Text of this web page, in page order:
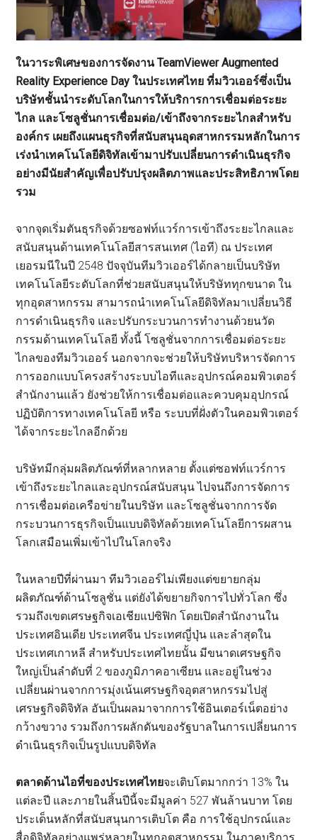
ในวาระพิเศษของการจัดงาน TeamViewer Augmented
Reality Experience Day ในประเทศไทย ที่มวิวเออร์ซึ่งเป็น
บริษัทชั้นนำระดับโลกในการให้บริการการเชื่อมต่อระยะ
ไกล และโซลูชั่นการเชื่อมต่อ/เข้าถึงจากระยะไกลสำหรับ
องค์กร เผยถึงแผนธุรกิจที่สนับสนุนอุดสาหกรรมหลักในการ
เร่งนำเทคโนโลยีดิจิทัลเข้ามาปรับเปลี่ยนการดำเนินธุรกิจ
อย่างมีนัยสำคัญเพื่อปรับปรุงผลิตภาพและประสิทธิภาพโดย
รวม
จากจุดเริ่มตันธุรกิจด้วยซอฟท์แวร์การเข้าถึงระยะไกลและ
สนับสนุนด้านเทคโนโลยีสารสนเทศ (ไอที) ณ ประเทศ
เยอรมนีในปี 2548 ปัจจุบันทีมวิวเออร์ได้กลายเป็นบริษัท
เทคโนโลยีระดับโลกที่ช่วยสนับสนุนให้บริษัททุกขนาด ใน
ทุกอุดสาหกรรม สามารถนำเทคโนโลยีดิจิทัลมาเปลี่ยนวิธี
การดำเนินธุรกิจ และปรับกระบวนการทำงานด้วยนวัด
กรรมด้านเทคโนโลยี ทั้งนี้ โซลูชั่นจากการเชื่อมต่อระยะ
ไกลของทีมวิวเออร์ นอกจากจะช่วยให้บริษัทบริหารจัดการ
การออกแบบโครงสร้างระบบไอทีและอุปกรณ์คอมพิวเตอร์
สำนักงานแล้ว ยังช่วยให้การเชื่อมต่อและควบคุมอุปกรณ์
ปฏิบัติการทางเทคโนโลยี หรือ ระบบที่ฝั่งตัวในคอมพิวเตอร์
ได้จากระยะไกลอีกด้วย
บริษัทมีกลุ่มผลิตภัณฑ์ที่หลากหลาย ตั้งแต่ซอฟท์แวร์การ
เข้าถึงระยะไกลและอุปกรณ์สนับสนุน ไปจนถึงการจัดการ
การเชื่อมต่อเครือข่ายในบริษัท และโซลูชั่นจากการจัด
กระบวนการธุรกิจเป็นแบบดิจิทัลด้วยเทคโนโลยีการผสาน
โลกเสมือนเพิ่มเข้าไปในโลกจริง
ในหลายปีที่ผ่านมา ทีมวิวเออร์ไม่เพียงแต่ขยายกลุ่ม
ผลิตภัณฑ์ด้านโซลูชั่น แต่ยังได้ขยายกิจการไปทั่วโลก ซึ่ง
รวมถึงเขตเศรษฐกิจเอเชียแปซิฟิก โดยเปิดสำนักงานใน
ประเทศอินเดีย ประเทศจีน ประเทศญี่ปุ่น และลำสุดใน
ประเทศเกาหลี สำหรับประเทศไทยนั้น มีขนาดเศรษฐกิจ
ใหญ่เป็นลำดับที่ 2 ของภูมิภาคอาเซียน และอยู่ในช่วง
เปลี่ยนผ่านจากการมุ่งเน้นเศรษฐกิจอุตสาหกรรมไปสู่
เศรษฐกิจดิจิทัล อันเป็นผลมาจากการใช้อินเตอร์เน็ตอย่าง
กว้างขวาง รวมถึงการผลักดันของรัฐบาลในการเปลี่ยนการ
ดำเนินธุรกิจเป็นรูปแบบดิจิทัล
ตลาดด้านไอที่ของประเทศไทยจะเติบโตมากกว่า 13% ใน
แต่ละปี และภายในสิ้นปีนี้จะมีมูลค่า 527 พันล้านบาท โดย
ประเด็นหลักที่สนับสนุนการเติบโต คือ การใช้อุปกรณ์และ